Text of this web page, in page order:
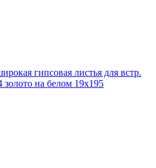
гипсовая листья для встр.
золото на белом 19х195